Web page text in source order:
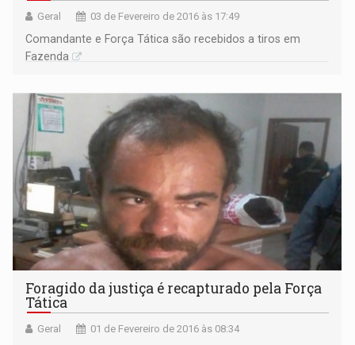
Geral 03 de Fevereiro de 2016 às 17:49
Comandante e Força Tática são recebidos a tiros em
Fazenda
Foragido da justiça é recapturado pela Força
Tática
Geral 01 de Fevereiro de 2016 às 08:34